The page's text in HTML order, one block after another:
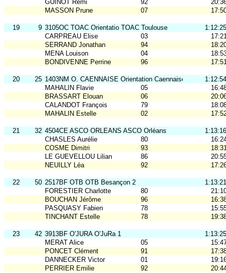
GUINOT Rémi
92
MASSON Prune
07
19 9 3105OC TOAC Orientatio TOAC Toulouse
1:12:25
CARPREAU Elise
03
SERRAND Jonathan
94
MENA Louison
04
BONDIVENNE Perrine
96
20 25 1403NM O. CAENNAISE Orientation Caennaise
1:12:54
MAHALIN Flavie
05
BRASSART Elouan
06
CALANDOT François
79
MAHALIN Estelle
02
21 32 4504CE ASCO ORLEANS ASCO Orléans
1:13:16
CHASLES Aurélie
80
COSME Dimitri
93
LE GUEVELLOU Lilian
86
NEUILLY Léa
92
22 50 2517BF OTB OTB Besançon 2
1:13:21
FORESTIER Charlotte
80
BOUCHAN Jérôme
96
PASQUASY Fabien
78
TINCHANT Estelle
78
23 42 3913BF O'JURA O'JuRa 1
1:13:25
MERAT Alice
05
PONCET Clément
91
DANNECKER Victor
01
PERRIER Emilie
92